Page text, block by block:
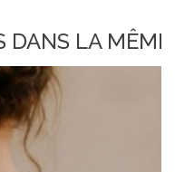
DANS LA MÊME